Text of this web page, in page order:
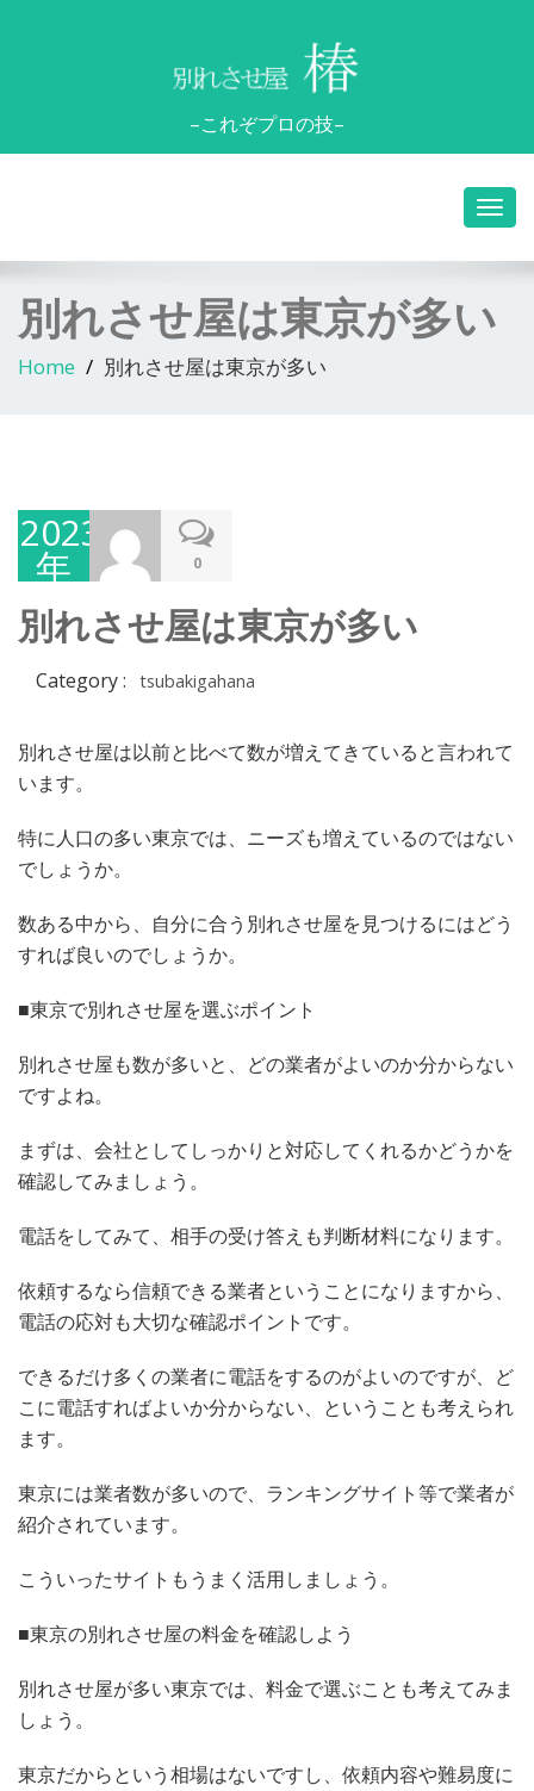
–これぞプロの技–
別れさせ屋は東京が多い
Home 別れさせ屋は東京が多い
2023
年
11
月
28
0
別れさせ屋は東京が多い
Category : tsubakigahana
別れさせ屋は以前と比べて数が増えてきていると言われて
います。
特に人口の多い東京では、ニーズも増えているのではない
でしょうか。
数ある中から、自分に合う別れさせ屋を見つけるにはどう
すれば良いのでしょうか。
■東京で別れさせ屋を選ぶポイント
別れさせ屋も数が多いと、どの業者がよいのか分からない
ですよね。
まずは、会社としてしっかりと対応してくれるかどうかを
確認してみましょう。
電話をしてみて、相手の受け答えも判断材料になります。
依頼するなら信頼できる業者ということになりますから、
電話の応対も大切な確認ポイントです。
できるだけ多くの業者に電話をするのがよいのですが、ど
こに電話すればよいか分からない、ということも考えられ
ます。
東京には業者数が多いので、ランキングサイト等で業者が
紹介されています。
こういったサイトもうまく活用しましょう。
■東京の別れさせ屋の料金を確認しよう
別れさせ屋が多い東京では、料金で選ぶことも考えてみま
しょう。
東京だからという相場はないですし、依頼内容や難易度に